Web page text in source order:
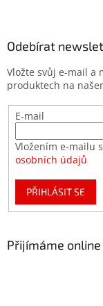
Odebírat
Vložte svůj e-mail a
produktech na
E-mail
Vložením e-mailu
osobních údajů
PŘIHLÁSIT SE
Přijímáme